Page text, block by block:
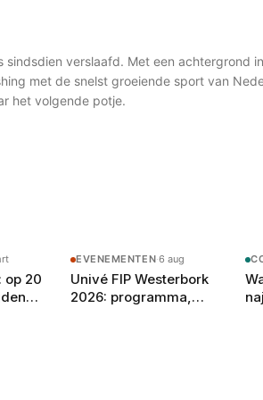
het
& Padel een bijzondere
een klassiek padeltoernooi.
padelfans is het een
nationale sportkalender.
sindsdien verslaafd. Met een achtergrond
met de snelst groeiende sport van
het volgende potje.
op 20
EVENEMENTEN·6 aug
Univé FIP Westerbork
2026: programma,